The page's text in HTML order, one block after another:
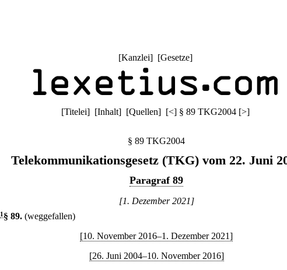
[Kanzlei] [Gesetze]
[Titelei] [Inhalt] [Quellen] [<] § 89 TKG2004 [>]
§ 89 TKG2004
Telekommunikationsgesetz (TKG) vom 22. Juni
Paragraf 89
[1. Dezember 2021]
1 § 89. (weggefallen)
[10. November 2016–1. Dezember 2021]
[26. Juni 2004–10. November 2016]